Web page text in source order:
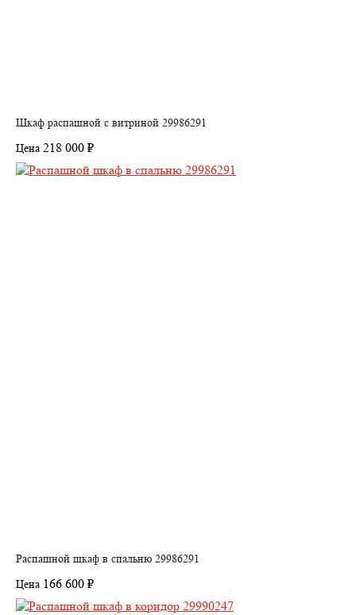
Шкаф распашной с витриной 29986291
Цена 218 000 ₽
Распашной шкаф в спальню 29986291
Цена 166 600 ₽